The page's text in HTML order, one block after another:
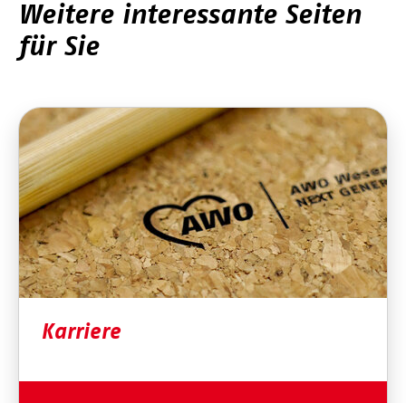
Weitere interessante Seiten
für Sie
Karriere